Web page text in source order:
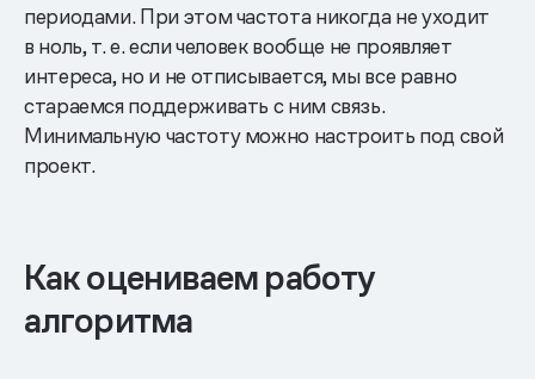
периодами. При этом частота никогда не уходит
в ноль, т. е. если человек вообще не проявляет
интереса, но и не отписывается, мы все равно
стараемся поддерживать с ним связь.
Минимальную частоту можно настроить под свой
проект.
Как оцениваем работу
алгоритма